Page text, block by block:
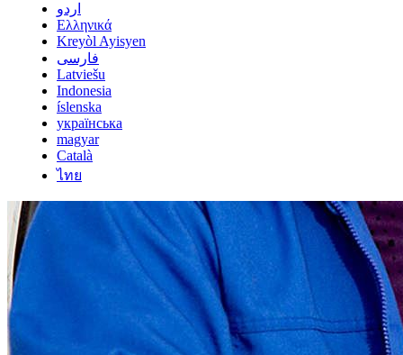
اردو
Ελληνικά
Kreyòl Ayisyen
فارسی
Latviešu
Indonesia
íslenska
українська
magyar
Català
ไทย